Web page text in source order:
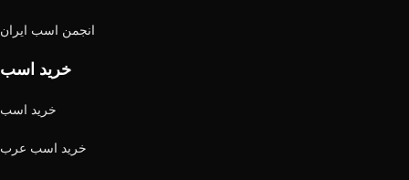
انجمن اسب ایران
خرید اسب
خرید اسب
خرید اسب عرب